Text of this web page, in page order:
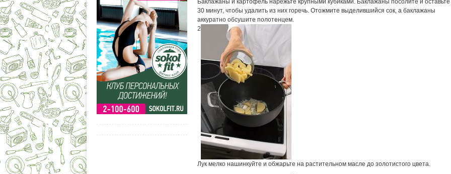
Баклажаны и картофель нарежьте крупными кубиками. Баклажаны посолите и
30 минут, чтобы удалить из них горечь. Отожмите выделившийся сок, а баклажаны
аккуратно обсушите полотенцем.
2
Лук мелко нашинкуйте и обжарьте на растительном масле до золотистого цвета.